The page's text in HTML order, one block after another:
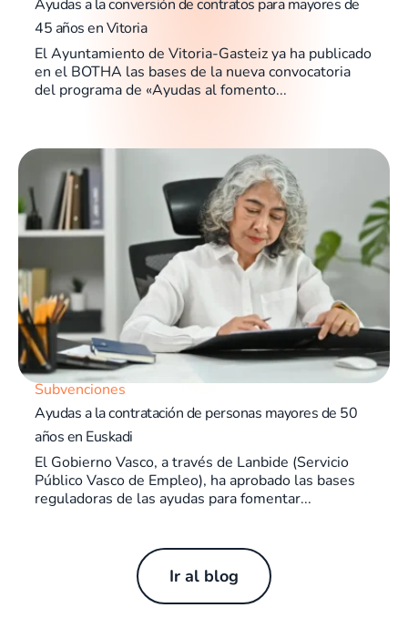
Ayudas a la conversión de contratos para mayores de
45 años en Vitoria
El Ayuntamiento de Vitoria-Gasteiz ya ha publicado
en el BOTHA las bases de la nueva convocatoria
del programa de «Ayudas al fomento...
Subvenciones
Ayudas a la contratación de personas mayores de 50
años en Euskadi
El Gobierno Vasco, a través de Lanbide (Servicio
Público Vasco de Empleo), ha aprobado las bases
reguladoras de las ayudas para fomentar...
Ir al blog